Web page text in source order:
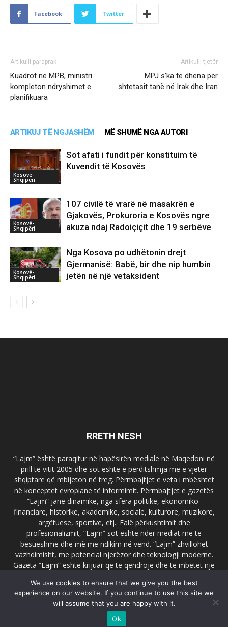
Facebook Twitter
Artikulli paraprak
Kuadrot në MPB, ministri
kompleton ndryshimet e
planifikuara
Artikulli tjetër
MPJ s’ka të dhëna për
shtetasit tanë në Irak dhe Iran
ARTIKUJ TË NGJASHËM MË SHUMË NGA AUTORI
Kosovë-
Shqipëri
Sot afati i fundit për konstituim të
Kuvendit të Kosovës
Kosovë-
Shqipëri
107 civilë të vrarë në masakrën e
Gjakovës, Prokuroria e Kosovës ngre
akuza ndaj Radoiçiçit dhe 19 serbëve
Kosovë-
Shqipëri
Nga Kosova po udhëtonin drejt
Gjermanisë: Babë, bir dhe nip humbin
jetën në një vetaksident
RRETH NESH
“Lajm” është paraqitur në hapësirën mediale në Maqedoni në
prill të vitit 2005 dhe sot është e përditshmja më e vjetër
shqiptare që mbijeton në treg. Përmbajtjet e veta i mbështet
në konceptet evropiane të informimit. Përmbajtjet e gazetës
“Lajm” janë dinamike, nga sfera politike, ekonomiko-
financiare, historike, akademike, sociale, kulturore, muzikore,
argëtuese, sportive, etj.. Falë përkushtimit dhe
profesionalizmit, “Lajm” sot është ndër mediat më të
besueshme dhe më me ndikim në vend. “Lajm” zhvillohet
vazhdimisht, me potencial njerëzor dhe teknologji moderne.
Gazeta “Lajm” është krijuar që të qëndrojë dhe të mbetet një
faqja zyrtare e gazetës “Lajm”, www.lajmpress.org është një
ndër portalet më të njohur në Maqedoni.
lajm.sk@gmail.com
We use cookies to ensure that we give you the best
experience on our website. If you continue to use this site we
will assume that you are happy with it.
Ok